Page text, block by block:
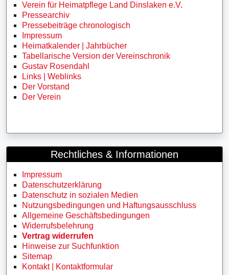
Verein für Heimatpflege Land Dinslaken e.V.
Pressearchiv
Pressebeiträge chronologisch
Impressum
Heimatkalender | Jahrbücher
Tabellarische Version der Vereinschronik
Gustav Rosendahl
Links | Weblinks
Der Vorstand
Der Verein
Rechtliches & Informationen
Impressum
Datenschutzerklärung
Datenschutz in sozialen Medien
Nutzungsbedingungen und Haftungsausschluss
Allgemeine Geschäftsbedingungen
Widerrufsbelehrung
Vertrag widerrufen
Hinweise zur Suchfunktion
Sitemap
Kontakt | Kontaktformular